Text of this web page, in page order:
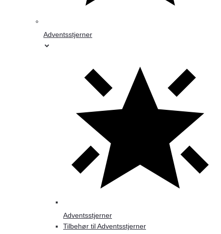
Adventsstjerner
Adventsstjerner
Tilbehør til Adventsstjerner